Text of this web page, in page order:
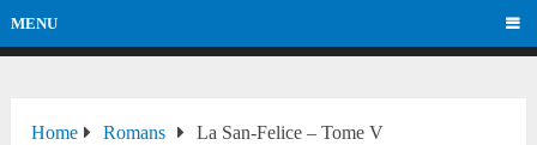
MENU
Home Romans La San-Felice – Tome V